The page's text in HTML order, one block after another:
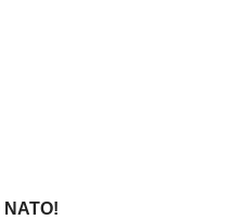
ΝΑΤΟ!